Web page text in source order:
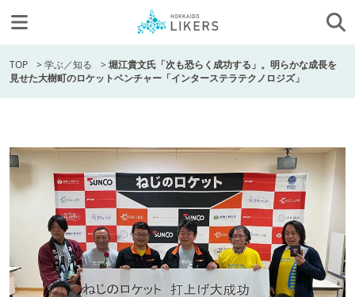
TOP >学ぶ／知る >堀江貴文氏「次も恐らく成功する」。明らかな成長を
見せた大樹町のロケットベンチャー「インターステラテクノロジズ」